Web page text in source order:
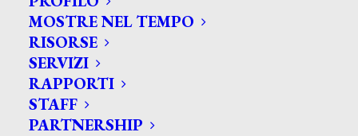
MOSTRE NEL TEMPO
RISORSE
SERVIZI
RAPPORTI
STAFF
PARTNERSHIP
CERCA TRA GLI ARTISTI:
Search
for: